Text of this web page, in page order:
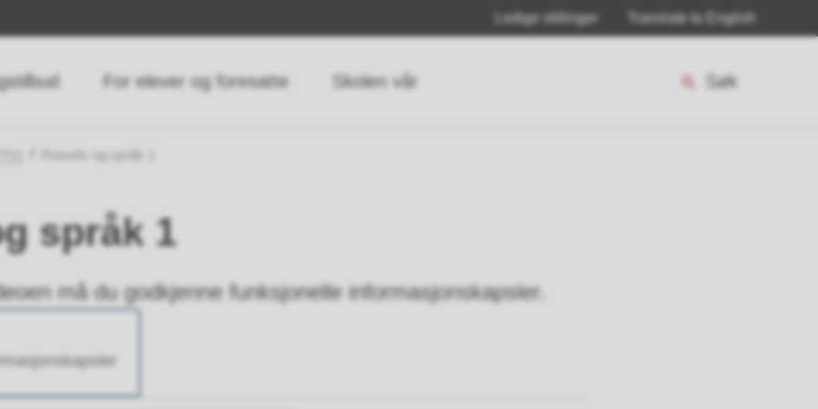
Ledige stillinger Translate to English
For elever og foresatte Skolen vår Søk
Reiseliv og språk 1
språk 1
må du godkjenne funksjonelle informasjonskapsler.